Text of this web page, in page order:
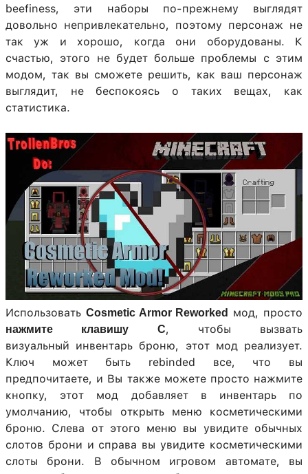
beefiness, эти наборы по-прежнему выглядят
довольно непривлекательно, поэтому персонаж не
так уж и хорошо, когда они оборудованы. К
счастью, этого не будет больше проблемы с этим
модом, так вы сможете решить, как ваш персонаж
выглядит, не беспокоясь о таких вещах, как
статистика.
Использовать Cosmetic Armor Reworked мод, просто
нажмите клавишу C, чтобы вызвать
визуальный инвентарь броню, этот мод реализует.
Ключ может быть rebinded все, что вы
предпочитаете, и Вы также можете просто нажмите
кнопку, этот мод добавляет в инвентарь по
умолчанию, чтобы открыть меню косметическими
броню. Слева от этого меню вы увидите обычных
слотов брони и справа вы увидите косметическими
слоты брони. В обычном игровом автомате, вы